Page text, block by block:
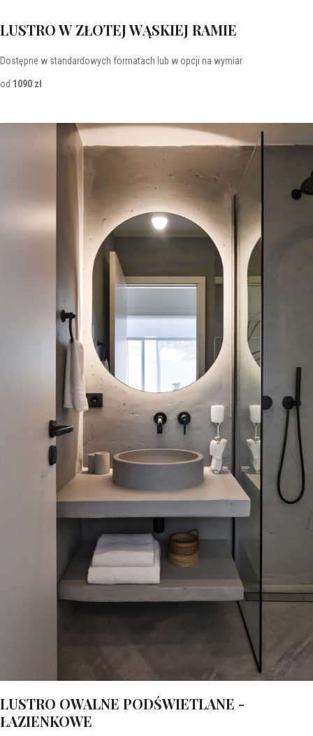
LUSTRO W ZŁOTEJ WĄSKIEJ RAMIE
Dostępne w standardowych formatach lub w opcji na wymiar
od 1090 zł
LUSTRO OWALNE PODŚWIETLANE -
ŁAZIENKOWE